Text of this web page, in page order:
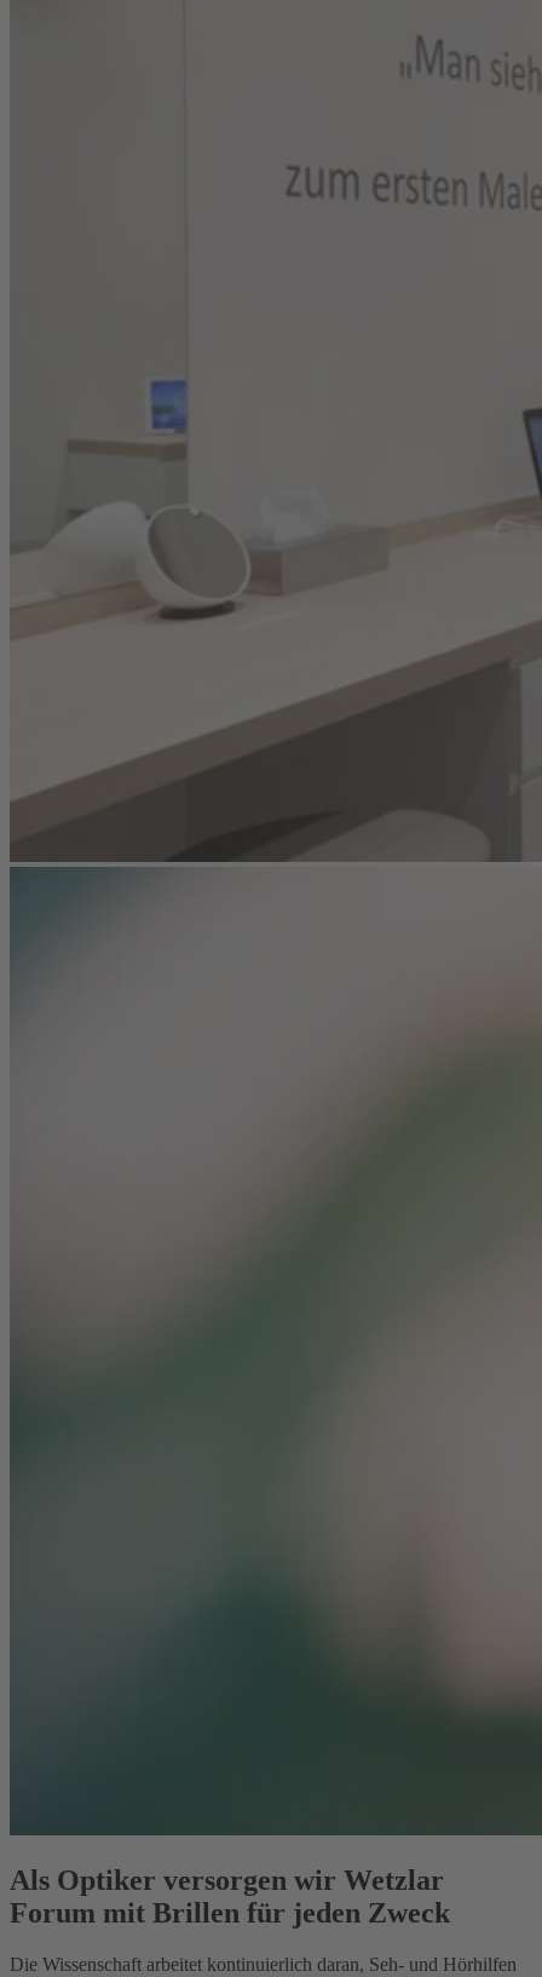
Als Optiker versorgen wir Wetzlar
Forum mit Brillen für jeden Zweck
Die Wissenschaft arbeitet kontinuierlich daran, Seh- und Hörhilfen